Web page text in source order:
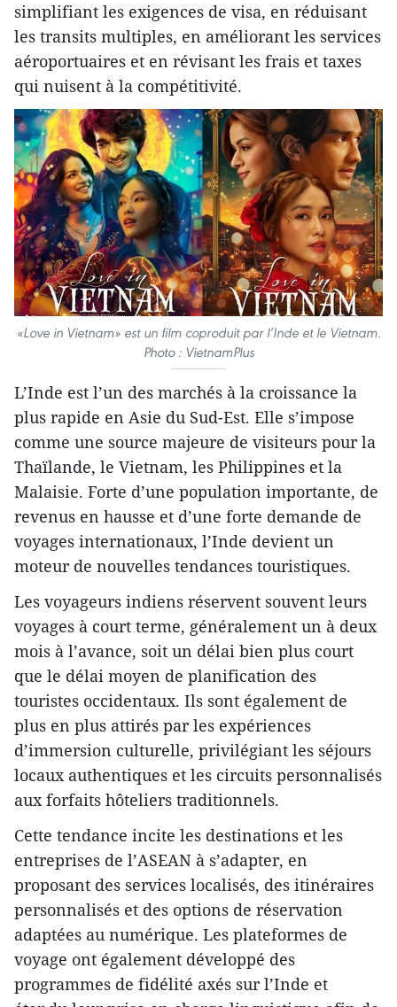
simplifiant les exigences de visa, en réduisant
les transits multiples, en améliorant les services
aéroportuaires et en révisant les frais et taxes
qui nuisent à la compétitivité.
«Love in Vietnam» est un film coproduit par l’Inde et le Vietnam.
Photo : VietnamPlus
L’Inde est l’un des marchés à la croissance la
plus rapide en Asie du Sud-Est. Elle s’impose
comme une source majeure de visiteurs pour la
Thaïlande, le Vietnam, les Philippines et la
Malaisie. Forte d’une population importante, de
revenus en hausse et d’une forte demande de
voyages internationaux, l’Inde devient un
moteur de nouvelles tendances touristiques.
Les voyageurs indiens réservent souvent leurs
voyages à court terme, généralement un à deux
mois à l’avance, soit un délai bien plus court
que le délai moyen de planification des
touristes occidentaux. Ils sont également de
plus en plus attirés par les expériences
d’immersion culturelle, privilégiant les séjours
locaux authentiques et les circuits personnalisés
aux forfaits hôteliers traditionnels.
Cette tendance incite les destinations et les
entreprises de l’ASEAN à s’adapter, en
proposant des services localisés, des itinéraires
personnalisés et des options de réservation
adaptées au numérique. Les plateformes de
voyage ont également développé des
programmes de fidélité axés sur l’Inde et